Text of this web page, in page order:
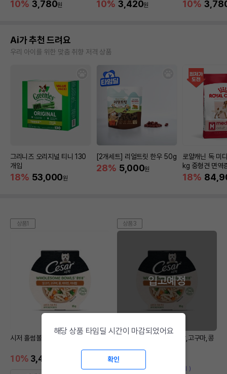
10% 3,780원 10% 3,420원 10%
Ai가 추천 드려요
우리 아이를 위한 맞춤 취향 저격 상품
그리니즈 오리지널 티니 130
개입
18% 53,000원
[2개세트] 리얼트릿 한우 50g
28% 5,000원
로얄캐닌 독 미
kg 중형견 면역
18%
상품1
시저 홀썸볼 닭,고구마,콩 85g
3,420
10%
상품3
입고예정
[6개세트] 시저 홀썸볼 닭,고구마,콩
29
개당2,700원 (6개 세트 구입시 )
해당 상품 타임딜 시간이 마감되었어요
확인